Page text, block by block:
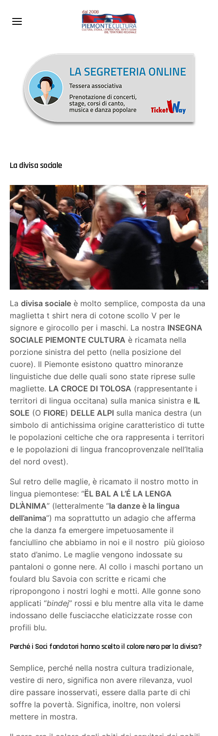
La divisa sociale
Ladivisa sociale è molto semplice, composta da una
maglietta t shirt nera di cotone scollo V per le
signore e girocollo per i maschi. La nostra INSEGNA
SOCIALE PIEMONTE CULTURA è ricamata nella
porzione sinistra del petto (nella posizione del
cuore). Il Piemonte esistono quattro minoranze
linguistiche due delle quali sono state riprese sulle
magliette. LA CROCE DI TOLOSA (rappresentante i
territori di lingua occitana) sulla manica sinistra e IL
SOLE (O FIORE) DELLE ALPI sulla manica destra (un
simbolo di antichissima origine caratteristico di tutte
le popolazioni celtiche che ora rappresenta i territori
e le popolazioni di lingua francoprovenzale nell’Italia
del nord ovest).
Sul retro delle maglie, è ricamato il nostro motto in
lingua piemontese: “ËL BAL A L’É LA LENGA
DL’ÀNIMA” (letteralmente “la danze è la lingua
dell’anima”) ma soprattutto un adagio che afferma
che la danza fa emergere impetuosamente il
fanciullino che abbiamo in noi e il nostro più gioioso
stato d’animo. Le maglie vengono indossate su
pantaloni o gonne nere. Al collo i maschi portano un
foulard blu Savoia con scritte e ricami che
ripropongono i nostri loghi e motti. Alle gonne sono
applicati “bindej” rossi e blu mentre alla vita le dame
indossano delle fusciacche elaticizzate rosse con
profili blu.
Perché i Soci fondatori hanno scelto il colore nero per la divisa?
Semplice, perché nella nostra cultura tradizionale,
vestire di nero, significa non avere rilevanza, vuol
dire passare inosservati, essere dalla parte di chi
soffre la povertà. Significa, inoltre, non volersi
mettere in mostra.